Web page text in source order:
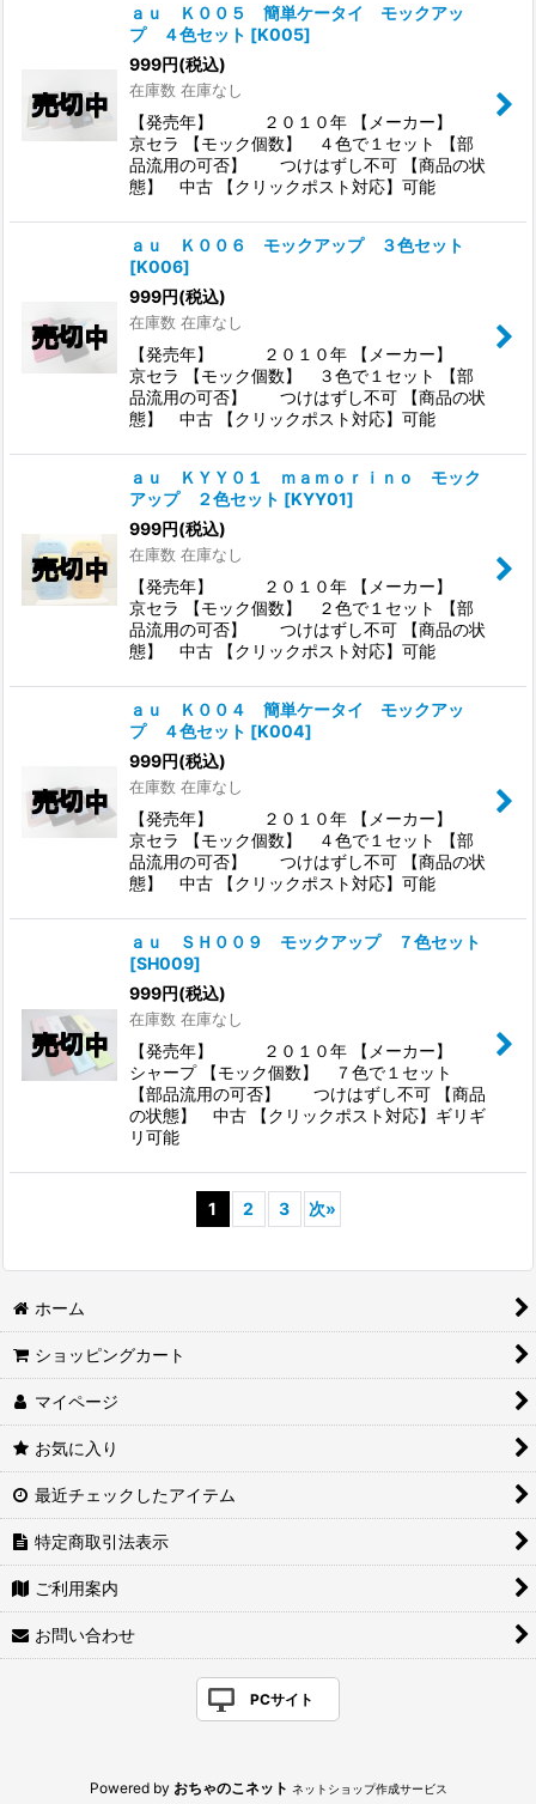
ａｕ Ｋ００５ 簡単ケータイ モックアッ
プ ４色セット [K005]
999円(税込)
在庫数 在庫なし
【発売年】 ２０１０年 【メーカー】
京セラ 【モック個数】 ４色で１セット 【部
品流用の可否】 つけはずし不可 【商品の状
態】 中古 【クリックポスト対応】可能
ａｕ Ｋ００６ モックアップ ３色セット
[K006]
999円(税込)
在庫数 在庫なし
【発売年】 ２０１０年 【メーカー】
京セラ 【モック個数】 ３色で１セット 【部
品流用の可否】 つけはずし不可 【商品の状
態】 中古 【クリックポスト対応】可能
ａｕ ＫＹＹ０１ ｍａｍｏｒｉｎｏ モック
アップ ２色セット [KYY01]
999円(税込)
在庫数 在庫なし
【発売年】 ２０１０年 【メーカー】
京セラ 【モック個数】 ２色で１セット 【部
品流用の可否】 つけはずし不可 【商品の状
態】 中古 【クリックポスト対応】可能
ａｕ Ｋ００４ 簡単ケータイ モックアッ
プ ４色セット [K004]
999円(税込)
在庫数 在庫なし
【発売年】 ２０１０年 【メーカー】
京セラ 【モック個数】 ４色で１セット 【部
品流用の可否】 つけはずし不可 【商品の状
態】 中古 【クリックポスト対応】可能
ａｕ ＳＨ００９ モックアップ ７色セット
[SH009]
999円(税込)
在庫数 在庫なし
【発売年】 ２０１０年 【メーカー】
シャープ 【モック個数】 ７色で１セット
【部品流用の可否】 つけはずし不可 【商品
の状態】 中古 【クリックポスト対応】ギリギ
リ可能
1 2 3 次»
ホーム
ショッピングカート
マイページ
お気に入り
最近チェックしたアイテム
特定商取引法表示
ご利用案内
お問い合わせ
PCサイト
Powered by おちゃのこネット ネットショップ作成サービス